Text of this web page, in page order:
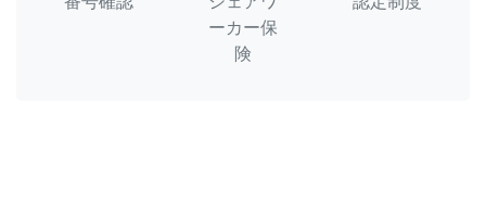
ーカー保
険